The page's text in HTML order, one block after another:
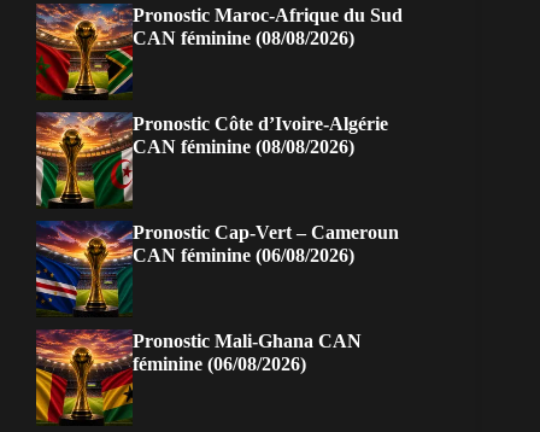
Pronostic Maroc-Afrique du Sud
CAN féminine (08/08/2026)
Pronostic Côte d’Ivoire-Algérie
CAN féminine (08/08/2026)
Pronostic Cap-Vert – Cameroun
CAN féminine (06/08/2026)
Pronostic Mali-Ghana CAN
féminine (06/08/2026)